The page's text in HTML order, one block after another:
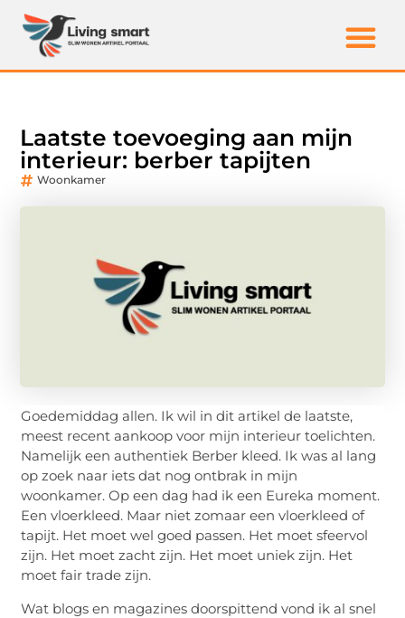
Laatste toevoeging aan mijn
interieur: berber tapijten
Woonkamer
Goedemiddag allen. Ik wil in dit artikel de laatste,
meest recent aankoop voor mijn interieur toelichten.
Namelijk een authentiek Berber kleed. Ik was al lang
op zoek naar iets dat nog ontbrak in mijn
woonkamer. Op een dag had ik een Eureka moment.
Een vloerkleed. Maar niet zomaar een vloerkleed of
tapijt. Het moet wel goed passen. Het moet sfeervol
zijn. Het moet zacht zijn. Het moet uniek zijn. Het
moet fair trade zijn.
Wat blogs en magazines doorspittend vond ik al snel